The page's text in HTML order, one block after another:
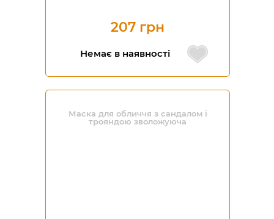
207 грн
Немає в наявності
Маска для обличчя з сандалом і
трояндою зволожуюча